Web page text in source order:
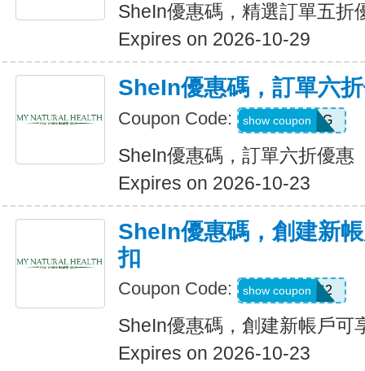
SheIn優惠碼，精選訂單五折
Expires on 2026-10-29
SheIn優惠碼，訂單六
Coupon Code: T5K539G
show coupon
SheIn優惠碼，訂單六折優惠
Expires on 2026-10-23
SheIn優惠碼，創建新
扣
Coupon Code: SWHC2
show coupon
SheIn優惠碼，創建新帳戶可
Expires on 2026-10-23